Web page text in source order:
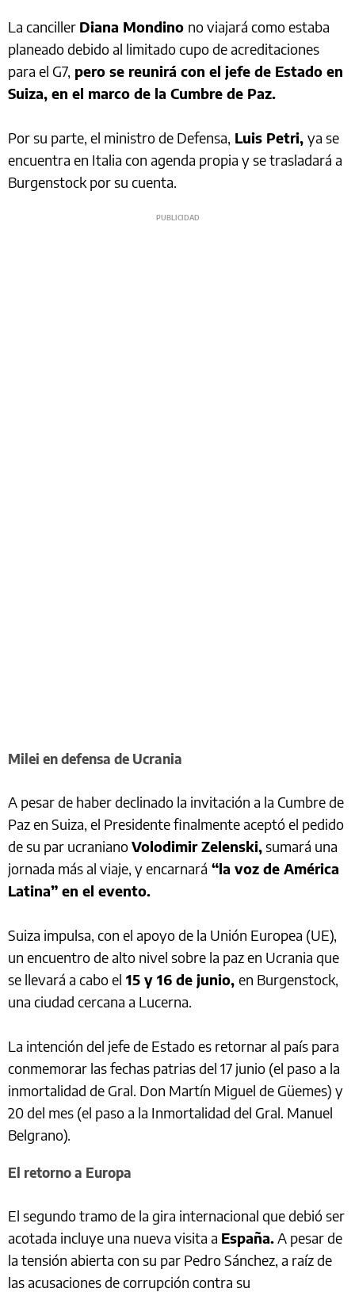
La canciller Diana Mondino no viajará como estaba
planeado debido al limitado cupo de acreditaciones
para el G7, pero se reunirá con el jefe de Estado en
Suiza, en el marco de la Cumbre de Paz.
Por su parte, el ministro de Defensa, Luis Petri, ya se
encuentra en Italia con agenda propia y se trasladará a
Burgenstock por su cuenta.
Milei en defensa de Ucrania
A pesar de haber declinado la invitación a la Cumbre de
Paz en Suiza, el Presidente finalmente aceptó el pedido
de su par ucranianoVolodimir Zelenski,sumará una
jornada más al viaje, y encarnará “la voz de América
Latina” en el evento.
Suiza impulsa, con el apoyo de la Unión Europea (UE),
un encuentro de alto nivel sobre la paz en Ucrania que
se llevará a cabo el 15 y 16 de junio, en Burgenstock,
una ciudad cercana a Lucerna.
La intención del jefe de Estado es retornar al país para
conmemorar las fechas patrias del 17 junio (el paso a la
inmortalidad de Gral. Don Martín Miguel de Güemes) y
20 del mes (el paso a la Inmortalidad del Gral. Manuel
Belgrano).
El retorno a Europa
El segundo tramo de la gira internacional que debió ser
acotada incluye una nueva visita a España.A pesar de
la tensión abierta con su par Pedro Sánchez, a raíz de
las acusaciones de corrupción contra su